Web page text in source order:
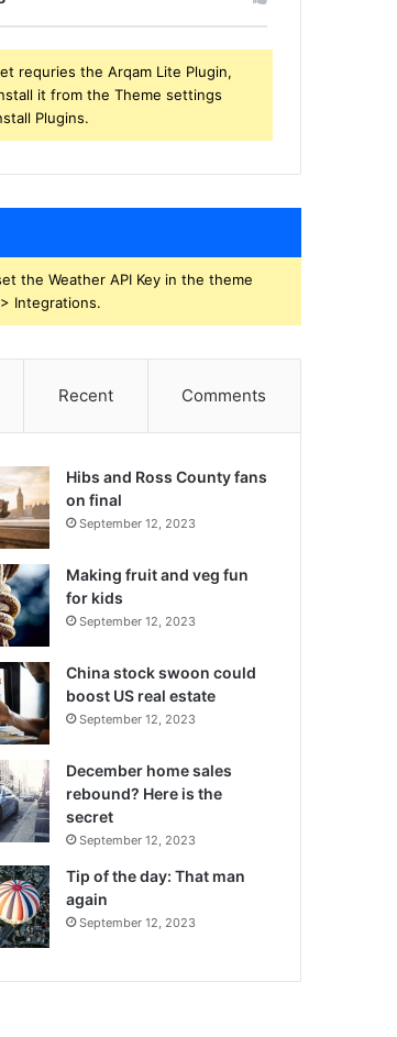
requries the Arqam Lite Plugin,
it from the Theme settings
Plugins.
the Weather API Key in the theme
Integrations.
Recent Comments
Hibs and Ross County fans
on final
September 12, 2023
Making fruit and veg fun
for kids
September 12, 2023
China stock swoon could
boost US real estate
September 12, 2023
December home sales
rebound? Here is the
secret
September 12, 2023
Tip of the day: That man
again
September 12, 2023